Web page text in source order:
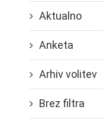
Aktualno
Anketa
Arhiv volitev
Brez filtra